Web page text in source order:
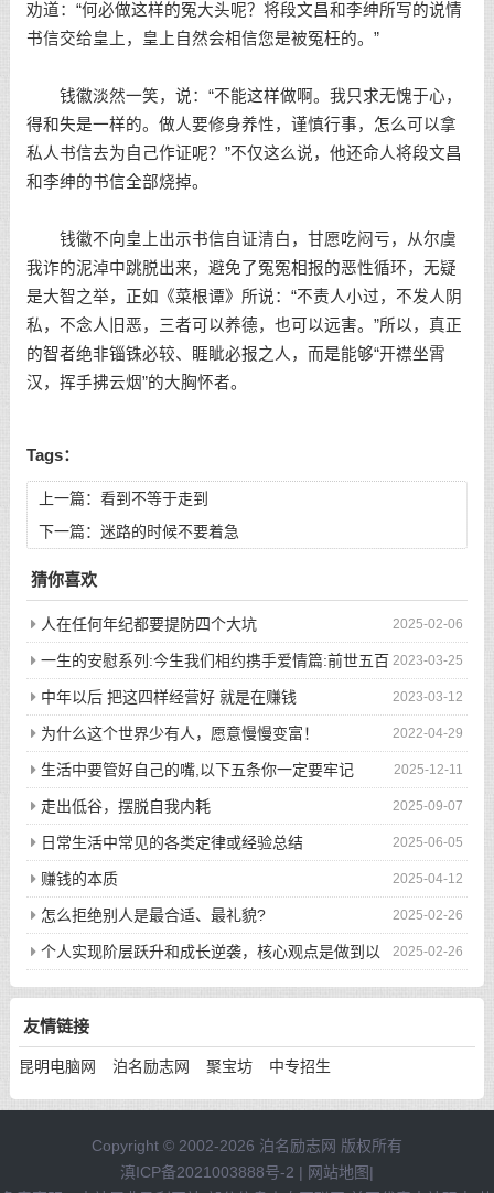
劝道：“何必做这样的冤大头呢？将段文昌和李绅所写的说情
书信交给皇上，皇上自然会相信您是被冤枉的。”
钱徽淡然一笑，说：“不能这样做啊。我只求无愧于心，
得和失是一样的。做人要修身养性，谨慎行事，怎么可以拿
私人书信去为自己作证呢？”不仅这么说，他还命人将段文昌
和李绅的书信全部烧掉。
钱徽不向皇上出示书信自证清白，甘愿吃闷亏，从尔虞
我诈的泥淖中跳脱出来，避免了冤冤相报的恶性循环，无疑
是大智之举，正如《菜根谭》所说：“不责人小过，不发人阴
私，不念人旧恶，三者可以养德，也可以远害。”所以，真正
的智者绝非锱铢必较、睚眦必报之人，而是能够“开襟坐霄
汉，挥手拂云烟”的大胸怀者。
Tags：
上一篇： 看到不等于走到
下一篇： 迷路的时候不要着急
猜你喜欢
2025-02-06
人在任何年纪都要提防四个大坑
2023-03-25
一生的安慰系列:今生我们相约携手爱情篇:前世五百
次的回眸才换来今生的相遇
2023-03-12
中年以后 把这四样经营好 就是在赚钱
2022-04-29
为什么这个世界少有人，愿意慢慢变富！
2025-12-11
生活中要管好自己的嘴,以下五条你一定要牢记
2025-09-07
走出低谷，摆脱自我内耗
2025-06-05
日常生活中常见的各类定律或经验总结
2025-04-12
赚钱的本质
2025-02-26
怎么拒绝别人是最合适、最礼貌?
2025-02-26
个人实现阶层跃升和成长逆袭，核心观点是做到以
下八件事
友情链接
昆明电脑网 泊名励志网 聚宝坊 中专招生
Copyright © 2002-2026 泊名励志网 版权所有
滇ICP备2021003888号-2 | 网站地图|